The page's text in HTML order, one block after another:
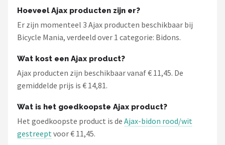
Hoeveel Ajax producten zijn er?
Er zijn momenteel 3 Ajax producten beschikbaar bij
Bicycle Mania, verdeeld over 1 categorie: Bidons.
Wat kost een Ajax product?
Ajax producten zijn beschikbaar vanaf € 11,45. De
gemiddelde prijs is € 14,81.
Wat is het goedkoopste Ajax product?
Het goedkoopste product is de Ajax-bidon rood/wit
gestreeptvoor € 11,45.